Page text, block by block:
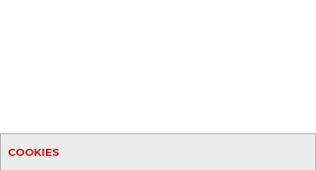
COOKIES